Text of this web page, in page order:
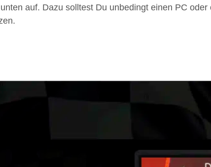
auf. Dazu solltest Du unbedingt einen PC